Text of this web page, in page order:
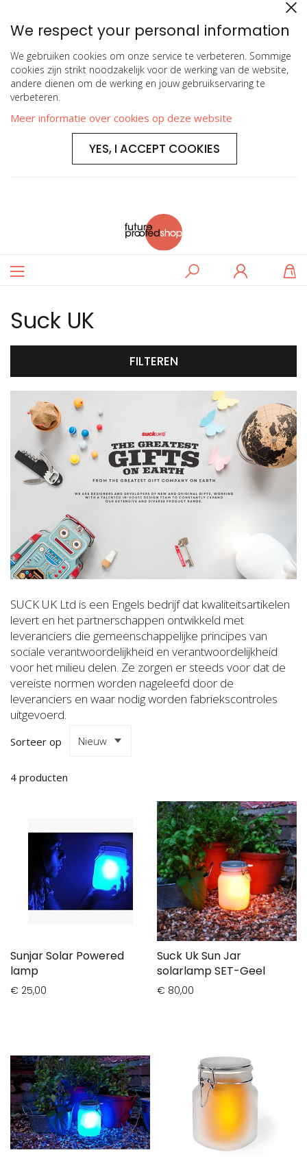
We respect your personal information
We gebruiken cookies om onze service te verbeteren. Sommige
cookies zijn strikt noodzakelijk voor de werking van de website,
andere dienen om de werking en jouw gebruikservaring te
verbeteren.
Meer informatie over cookies op deze website
YES, I ACCEPT COOKIES
Toggle
Zoeken
Suck UK
SUCK UK Ltd is een Engels bedrijf dat kwaliteitsartikelen
levert en het partnerschappen ontwikkeld met
leveranciers die gemeenschappelijke principes van
sociale verantwoordelijkheid en verantwoordelijkheid
voor het milieu delen. Ze zorgen er steeds voor dat de
vereiste normen worden nageleefd door de
leveranciers en waar nodig worden fabriekscontroles
uitgevoerd.
Sorteer op
4 producten
Sunjar Solar Powered
lamp
€ 25,00
Suck Uk Sun Jar
solarlamp SET-Geel
€ 80,00
FILTEREN